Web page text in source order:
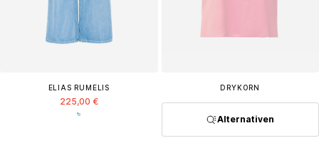
ELIAS RUMELIS
225,00 €
DRYKORN
Alternativen